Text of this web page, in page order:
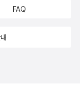
렇게 된다. 이렇게 반
중동태 책에서 끊임
지를 원인으로 착각
동태는 주어가 어떤
수 있어 고맙다. 곁
하는데 어디에 둔 거
FAQ